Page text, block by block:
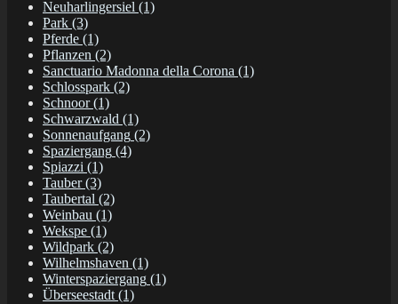
Neuharlingersiel (1)
Park (3)
Pferde (1)
Pflanzen (2)
Sanctuario Madonna della Corona (1)
Schlosspark (2)
Schnoor(1)
Schwarzwald (1)
Sonnenaufgang (2)
Spaziergang (4)
Spiazzi (1)
Tauber(3)
Taubertal (2)
Weinbau (1)
Wekspe (1)
Wildpark (2)
Wilhelmshaven (1)
Winterspaziergang (1)
Überseestadt (1)